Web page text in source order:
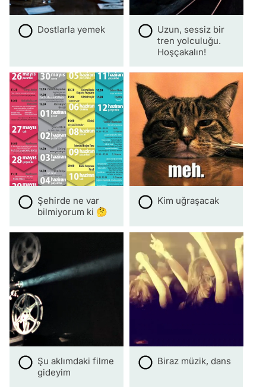
Dostlarla yemek
Uzun, sessiz bir
tren yolculuğu.
Hoşçakalın!
Şehirde ne var
bilmiyorum ki 🤔
Kim uğraşacak
Şu aklımdaki filme
gideyim
Biraz müzik, dans